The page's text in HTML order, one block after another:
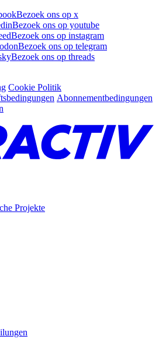
Bezoek ons op x
Bezoek ons op youtube
Bezoek ons op instagram
Bezoek ons op telegram
Bezoek ons op threads
Cookie Politik
Abonnementbedingungen
Projekte